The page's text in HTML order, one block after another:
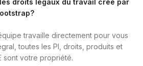
travaille directement pour vous
toutes les PI, droits, produits et
sont votre propriété.